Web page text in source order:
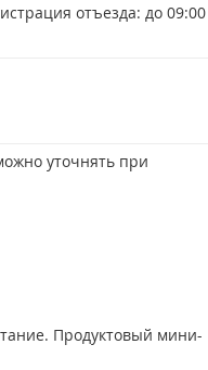
отъезда: до
уточнять при
Продуктовый мини-